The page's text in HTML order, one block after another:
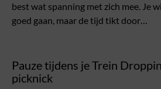
best wat spanning met zich mee. Je
goed gaan, maar de tijd tikt door…
Pauze tijdens je Trein
picknick